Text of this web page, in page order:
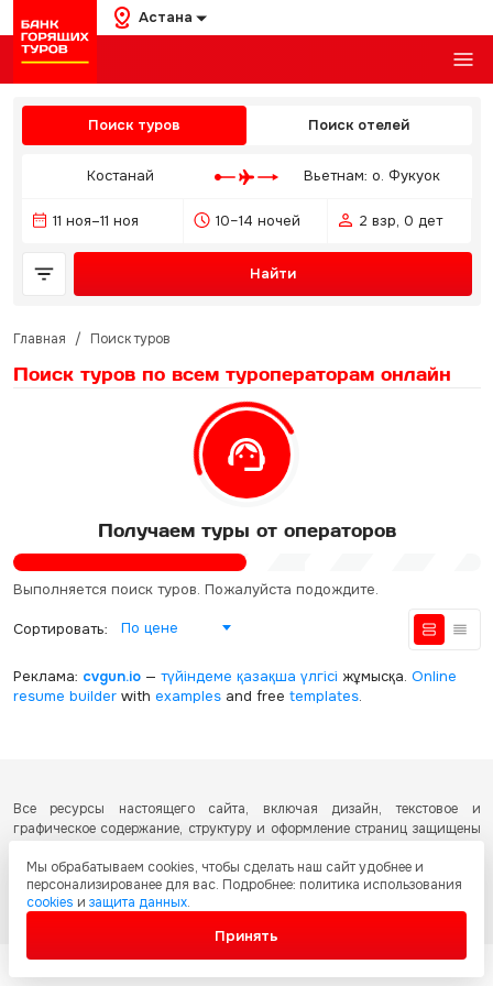
Астана
Поиск туров Поиск отелей
Костанай Вьетнам: о. Фукуок
11 ноя–11 ноя 10–14 ночей 2 взр, 0 дет
Найти
Главная / Поиск туров
Поиск туров по всем туроператорам онлайн
Получаем туры от операторов
Выполняется поиск туров. Пожалуйста подождите.
Сортировать: По цене
Реклама: cvgun.io— түйіндеме қазақша үлгісі жұмысқа. Online
resume builderwith examplesand free templates.
Все ресурсы настоящего сайта, включая дизайн, текстовое и
графическое содержание, структуру и оформление страниц защищены
Казахстан об охране авторских прав и интеллектуальной собственности.
Любое копирование и распространение материалов сайта без
письменного разрешения запрещено.
Мы обрабатываем cookies, чтобы сделать наш сайт удобнее и
персонализированее для вас. Подробнее: политика использования
cookies и защита данных.
Принять